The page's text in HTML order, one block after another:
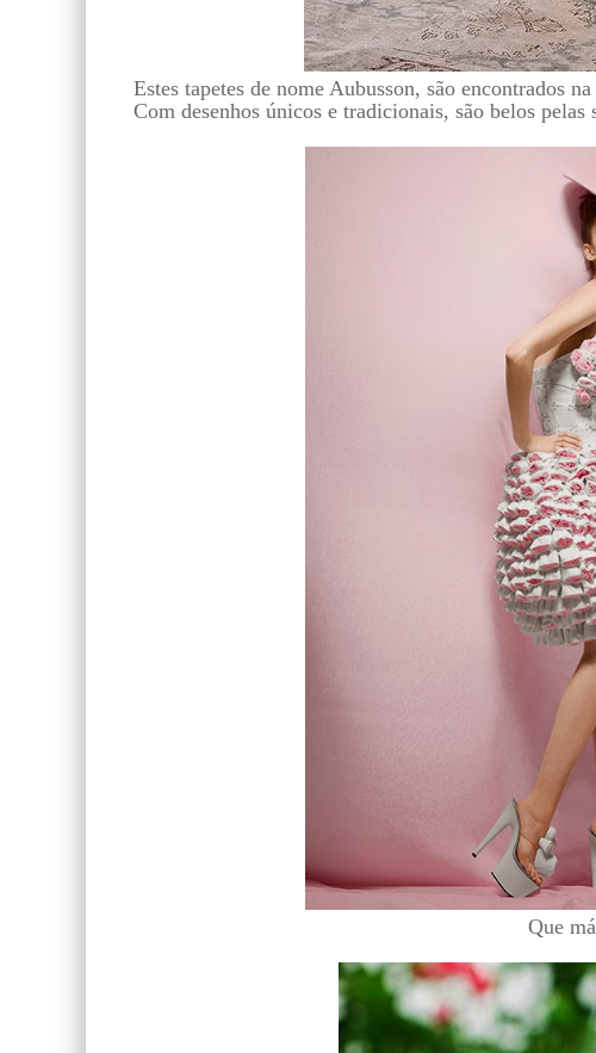
Estes tapetes de nome Aubusson, são encontrados
Com desenhos únicos e tradicionais, são belos pelas
Que